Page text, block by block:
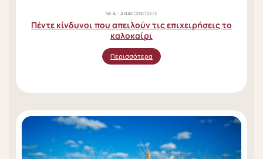
ΝΈΑ - ΑΝΑΚΟΙΝΏΣΕΙΣ
Πέντε κίνδυνοι που απειλούν τις επιχειρήσεις το
καλοκαίρι
Περισσότερα